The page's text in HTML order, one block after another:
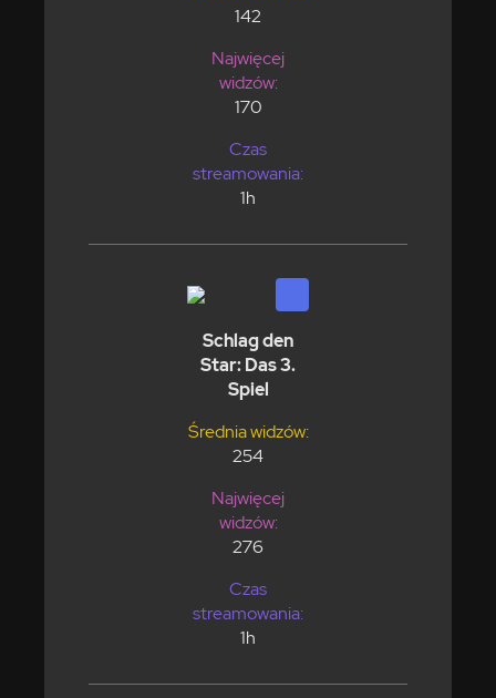
142
Najwięcej
widzów:
170
Czas
streamowania:
1h
Schlag den
Star: Das 3.
Spiel
Średnia widzów:
254
Najwięcej
widzów:
276
Czas
streamowania:
1h